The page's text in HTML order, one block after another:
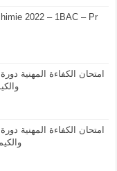
2022 – 1BAC – Pr